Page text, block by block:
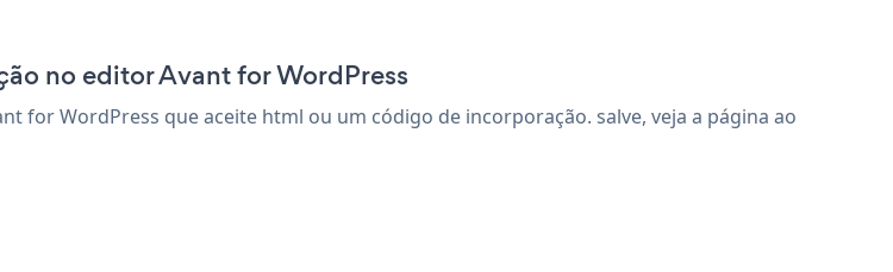
no editor Avant for WordPress
for WordPress que aceite html ou um código de incorporação. salve, veja a página ao